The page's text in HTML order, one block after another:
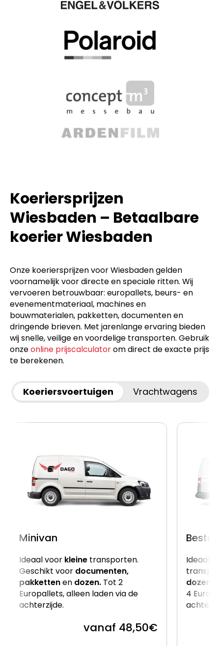
Koeriersprijzen
Wiesbaden – Betaalbare
koerier Wiesbaden
Onze koeriersprijzen voor Wiesbaden gelden
voornamelijk voor directe en speciale ritten. Wij
vervoeren betrouwbaar: europallets, beurs- en
evenementmateriaal, machines en
bouwmaterialen, pakketten, documenten en
dringende brieven. Met jarenlange ervaring bieden
wij snelle, veilige en voordelige transporten. Gebruik
onzeonline prijscalculatorom direct de exacte prijs
te berekenen.
Koeriersvoertuigen Vrachtwagens
Minivan
Ideaal voor kleine transporten.
Geschikt voor documenten,
pakkettenen dozen. Tot 2
Europallets, alleen laden via de
achterzijde.
vanaf 48,50€
Ideaal
dozen
4